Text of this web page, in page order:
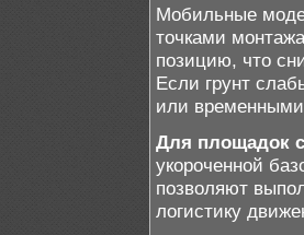
Мобильные
точками
позицию, что
Если грунт
или
Для площадок
укороченной
позволяют
логистику